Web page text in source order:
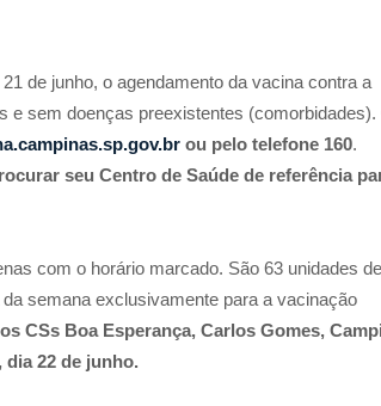
de junho, o agendamento da vacina contra a
e sem doenças preexistentes (comorbidades).
ou pelo telefone 160.
seu Centro de Saúde de referência
com o horário marcado. São 63 unidades de
semana exclusivamente para a vacinação
CSs Boa Esperança, Carlos Gomes,
22 de junho.